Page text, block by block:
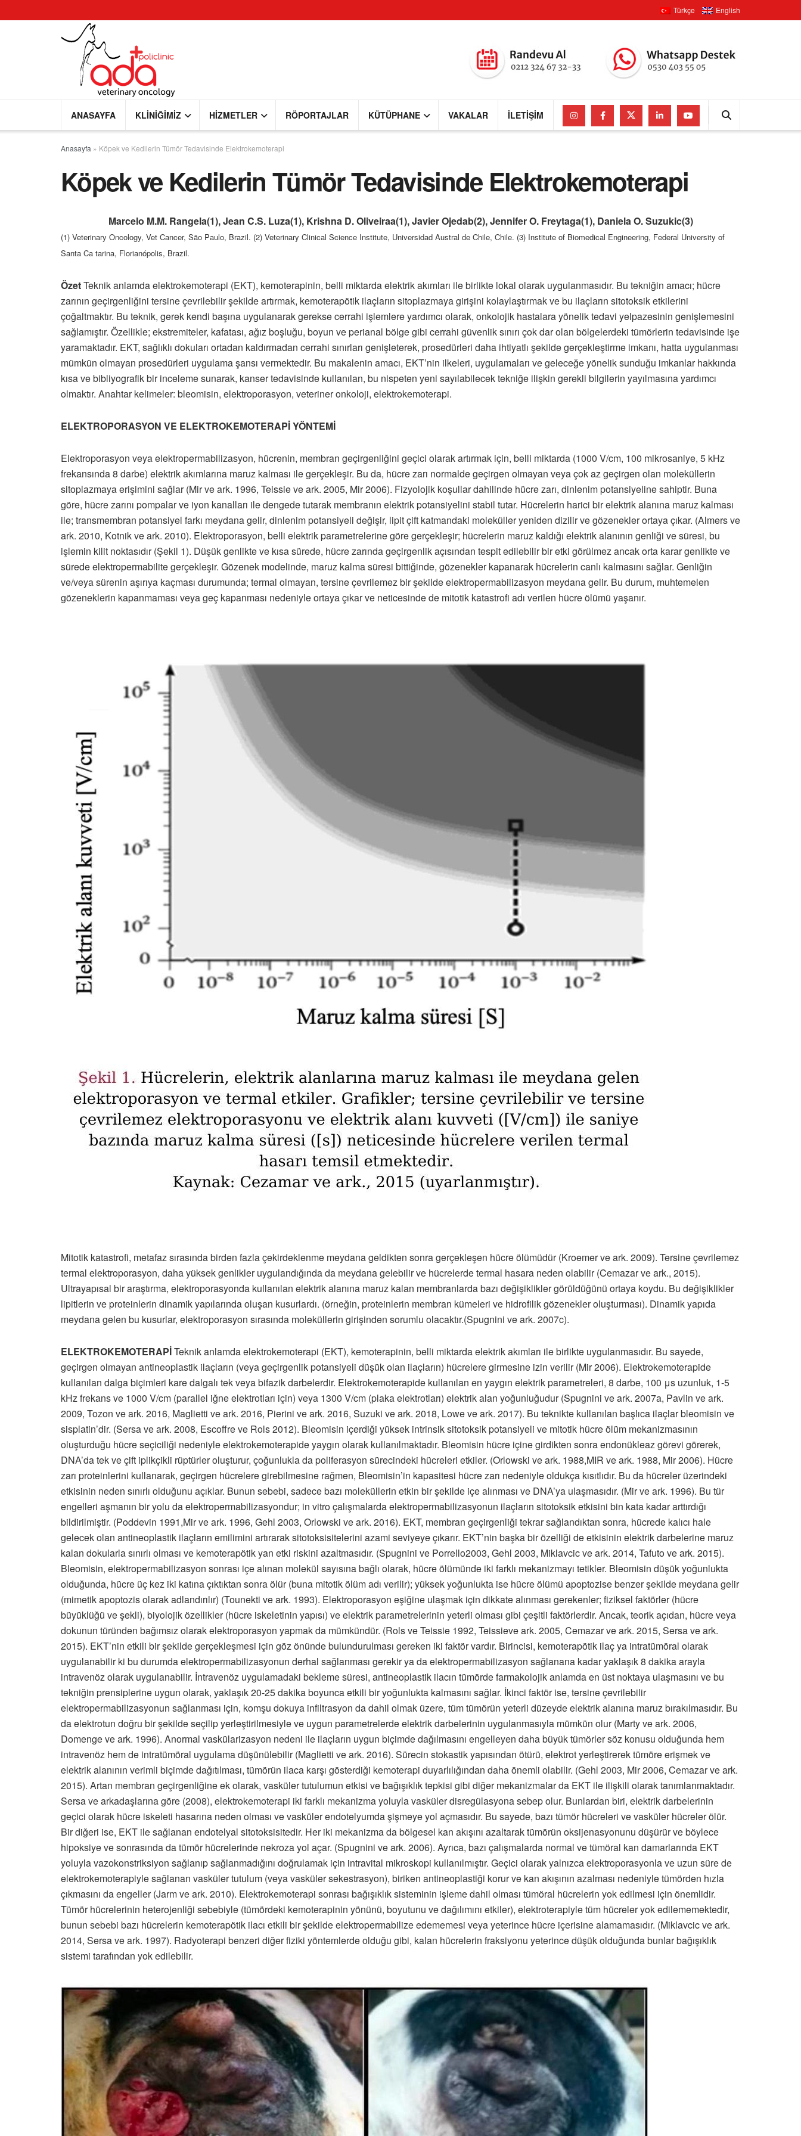
Türkçe English
ANASAYFA KLINIĞIMIZ HIZMETLER RÖPORTAJLAR KÜTÜPHANE VAKALAR İLETIŞIM
Anasayfa » Köpek ve Kedilerin Tümör Tedavisinde Elektrokemoterapi
Köpek ve Kedilerin Tümör Tedavisinde Elektrokemoterapi
Marcelo M.M. Rangela(1), Jean C.S. Luza(1), Krishna D. Oliveiraa(1), Javier Ojedab(2), Jennifer O. Freytaga(1), Daniela O. Suzukic(3)
(1) Veterinary Oncology, Vet Cancer, São Paulo, Brazil. (2) Veterinary Clinical Science Institute, Universidad Austral de Chile, Chile. (3) Institute of Biomedical Engineering, Federal University of
Santa Ca tarina, Florianópolis, Brazil.
ÖzetTeknik anlamda elektrokemoterapi (EKT), kemoterapinin, belli miktarda elektrik akımları ile birlikte lokal olarak uygulanmasıdır. Bu tekniğin amacı; hücre
zarının geçirgenliğini tersine çevrilebilir şekilde artırmak, kemoterapötik ilaçların sitoplazmaya girişini kolaylaştırmak ve bu ilaçların sitotoksik etkilerini
çoğaltmaktır. Bu teknik, gerek kendi başına uygulanarak gerekse cerrahi işlemlere yardımcı olarak, onkolojik hastalara yönelik tedavi yelpazesinin genişlemesini
sağlamıştır. Özellikle; ekstremiteler, kafatası, ağız boşluğu, boyun ve perianal bölge gibi cerrahi güvenlik sınırı çok dar olan bölgelerdeki tümörlerin tedavisinde işe
yaramaktadır. EKT, sağlıklı dokuları ortadan kaldırmadan cerrahi sınırları genişleterek, prosedürleri daha ihtiyatlı şekilde gerçekleştirme imkanı, hatta uygulanması
mümkün olmayan prosedürleri uygulama şansı vermektedir. Bu makalenin amacı, EKT’nin ilkeleri, uygulamaları ve geleceğe yönelik sunduğu imkanlar hakkında
kısa ve bibliyografik bir inceleme sunarak, kanser tedavisinde kullanılan, bu nispeten yeni sayılabilecek tekniğe ilişkin gerekli bilgilerin yayılmasına yardımcı
olmaktır. Anahtar kelimeler: bleomisin, elektroporasyon, veteriner onkoloji, elektrokemoterapi.
ELEKTROPORASYON VE ELEKTROKEMOTERAPİ YÖNTEMİ
Elektroporasyon veya elektropermabilizasyon, hücrenin, membran geçirgenliğini geçici olarak artırmak için, belli miktarda (1000 V/cm, 100 mikrosaniye, 5 kHz
frekansında 8 darbe) elektrik akımlarına maruz kalması ile gerçekleşir. Bu da, hücre zarı normalde geçirgen olmayan veya çok az geçirgen olan moleküllerin
sitoplazmaya erişimini sağlar (Mir ve ark. 1996, Teissie ve ark. 2005, Mir 2006). Fizyolojik koşullar dahilinde hücre zarı, dinlenim potansiyeline sahiptir. Buna
göre, hücre zarını pompalar ve iyon kanalları ile dengede tutarak membranın elektrik potansiyelini stabil tutar. Hücrelerin harici bir elektrik alanına maruz kalması
ile; transmembran potansiyel farkı meydana gelir, dinlenim potansiyeli değişir, lipit çift katmandaki moleküller yeniden dizilir ve gözenekler ortaya çıkar. (Almers ve
ark. 2010, Kotnik ve ark. 2010). Elektroporasyon, belli elektrik parametrelerine göre gerçekleşir; hücrelerin maruz kaldığı elektrik alanının genliği ve süresi, bu
işlemin kilit noktasıdır (Şekil 1). Düşük genlikte ve kısa sürede, hücre zarında geçirgenlik açısından tespit edilebilir bir etki görülmez ancak orta karar genlikte ve
sürede elektropermabilite gerçekleşir. Gözenek modelinde, maruz kalma süresi bittiğinde, gözenekler kapanarak hücrelerin canlı kalmasını sağlar. Genliğin
ve/veya sürenin aşırıya kaçması durumunda; termal olmayan, tersine çevrilemez bir şekilde elektropermabilizasyon meydana gelir. Bu durum, muhtemelen
gözeneklerin kapanmaması veya geç kapanması nedeniyle ortaya çıkar ve neticesinde de mitotik katastrofi adı verilen hücre ölümü yaşanır.
Mitotik katastrofi, metafaz sırasında birden fazla çekirdeklenme meydana geldikten sonra gerçekleşen hücre ölümüdür (Kroemer ve ark. 2009). Tersine çevrilemez
termal elektroporasyon, daha yüksek genlikler uygulandığında da meydana gelebilir ve hücrelerde termal hasara neden olabilir (Cemazar ve ark., 2015).
Ultrayapısal bir araştırma, elektroporasyonda kullanılan elektrik alanına maruz kalan membranlarda bazı değişiklikler görüldüğünü ortaya koydu. Bu değişiklikler
lipitlerin ve proteinlerin dinamik yapılarında oluşan kusurlardı. (örneğin, proteinlerin membran kümeleri ve hidrofilik gözenekler oluşturması). Dinamik yapıda
meydana gelen bu kusurlar, elektroporasyon sırasında moleküllerin girişinden sorumlu olacaktır.(Spugnini ve ark. 2007c).
ELEKTROKEMOTERAPİTeknik anlamda elektrokemoterapi (EKT), kemoterapinin, belli miktarda elektrik akımları ile birlikte uygulanmasıdır. Bu sayede,
geçirgen olmayan antineoplastik ilaçların (veya geçirgenlik potansiyeli düşük olan ilaçların) hücrelere girmesine izin verilir (Mir 2006). Elektrokemoterapide
kullanılan dalga biçimleri kare dalgalı tek veya bifazik darbelerdir. Elektrokemoterapide kullanılan en yaygın elektrik parametreleri, 8 darbe, 100 μs uzunluk, 1-5
kHz frekans ve 1000 V/cm (parallel iğne elektrotları için) veya 1300 V/cm (plaka elektrotları) elektrik alan yoğunluğudur (Spugnini ve ark. 2007a, Pavlin ve ark.
2009, Tozon ve ark. 2016, Maglietti ve ark. 2016, Pierini ve ark. 2016, Suzuki ve ark. 2018, Lowe ve ark. 2017). Bu teknikte kullanılan başlıca ilaçlar bleomisin ve
sisplatin’dir. (Sersa ve ark. 2008, Escoffre ve Rols 2012). Bleomisin içerdiği yüksek intrinsik sitotoksik potansiyeli ve mitotik hücre ölüm mekanizmasının
oluşturduğu hücre seçiciliği nedeniyle elektrokemoterapide yaygın olarak kullanılmaktadır. Bleomisin hücre içine girdikten sonra endonükleaz görevi görerek,
DNA’da tek ve çift iplikçikli rüptürler oluşturur, çoğunlukla da poliferasyon sürecindeki hücreleri etkiler. (Orlowski ve ark. 1988,MIR ve ark. 1988, Mir 2006). Hücre
zarı proteinlerini kullanarak, geçirgen hücrelere girebilmesine rağmen, Bleomisin’in kapasitesi hücre zarı nedeniyle oldukça kısıtlıdır. Bu da hücreler üzerindeki
etkisinin neden sınırlı olduğunu açıklar. Bunun sebebi, sadece bazı moleküllerin etkin bir şekilde içe alınması ve DNA’ya ulaşmasıdır. (Mir ve ark. 1996). Bu tür
engelleri aşmanın bir yolu da elektropermabilizasyondur; in vitro çalışmalarda elektropermabilizasyonun ilaçların sitotoksik etkisini bin kata kadar arttırdığı
bildirilmiştir. (Poddevin 1991,Mir ve ark. 1996, Gehl 2003, Orlowski ve ark. 2016). EKT, membran geçirgenliği tekrar sağlandıktan sonra, hücrede kalıcı hale
gelecek olan antineoplastik ilaçların emilimini artırarak sitotoksisitelerini azami seviyeye çıkarır. EKT’nin başka bir özelliği de etkisinin elektrik darbelerine maruz
kalan dokularla sınırlı olması ve kemoterapötik yan etki riskini azaltmasıdır. (Spugnini ve Porrello2003, Gehl 2003, Miklavcic ve ark. 2014, Tafuto ve ark. 2015).
Bleomisin, elektropermabilizasyon sonrası içe alınan molekül sayısına bağlı olarak, hücre ölümünde iki farklı mekanizmayı tetikler. Bleomisin düşük yoğunlukta
olduğunda, hücre üç kez iki katına çıktıktan sonra ölür (buna mitotik ölüm adı verilir); yüksek yoğunlukta ise hücre ölümü apoptozise benzer şekilde meydana gelir
(mimetik apoptozis olarak adlandırılır) (Tounekti ve ark. 1993). Elektroporasyon eşiğine ulaşmak için dikkate alınması gerekenler; fiziksel faktörler (hücre
büyüklüğü ve şekli), biyolojik özellikler (hücre iskeletinin yapısı) ve elektrik parametrelerinin yeterli olması gibi çeşitli faktörlerdir. Ancak, teorik açıdan, hücre veya
dokunun türünden bağımsız olarak elektroporasyon yapmak da mümkündür. (Rols ve Teissie 1992, Teissieve ark. 2005, Cemazar ve ark. 2015, Sersa ve ark.
2015). EKT’nin etkili bir şekilde gerçekleşmesi için göz önünde bulundurulması gereken iki faktör vardır. Birincisi, kemoterapötik ilaç ya intratümöral olarak
uygulanabilir ki bu durumda elektropermabilizasyonun derhal sağlanması gerekir ya da elektropermabilizasyon sağlanana kadar yaklaşık 8 dakika arayla
intravenöz olarak uygulanabilir. İntravenöz uygulamadaki bekleme süresi, antineoplastik ilacın tümörde farmakolojik anlamda en üst noktaya ulaşmasını ve bu
tekniğin prensiplerine uygun olarak, yaklaşık 20-25 dakika boyunca etkili bir yoğunlukta kalmasını sağlar. İkinci faktör ise, tersine çevrilebilir
elektropermabilizasyonun sağlanması için, komşu dokuya infiltrasyon da dahil olmak üzere, tüm tümörün yeterli düzeyde elektrik alanına maruz bırakılmasıdır. Bu
da elektrotun doğru bir şekilde seçilip yerleştirilmesiyle ve uygun parametrelerde elektrik darbelerinin uygulanmasıyla mümkün olur (Marty ve ark. 2006,
Domenge ve ark. 1996). Anormal vaskülarizasyon nedeni ile ilaçların uygun biçimde dağılmasını engelleyen daha büyük tümörler söz konusu olduğunda hem
intravenöz hem de intratümöral uygulama düşünülebilir (Maglietti ve ark. 2016). Sürecin stokastik yapısından ötürü, elektrot yerleştirerek tümöre erişmek ve
elektrik alanının verimli biçimde dağıtılması, tümörün ilaca karşı gösterdiği kemoterapi duyarlılığından daha önemli olabilir. (Gehl 2003, Mir 2006, Cemazar ve ark.
2015). Artan membran geçirgenliğine ek olarak, vasküler tutulumun etkisi ve bağışıklık tepkisi gibi diğer mekanizmalar da EKT ile ilişkili olarak tanımlanmaktadır.
Sersa ve arkadaşlarına göre (2008), elektrokemoterapi iki farklı mekanizma yoluyla vasküler disregülasyona sebep olur. Bunlardan biri, elektrik darbelerinin
geçici olarak hücre iskeleti hasarına neden olması ve vasküler endotelyumda şişmeye yol açmasıdır. Bu sayede, bazı tümör hücreleri ve vasküler hücreler ölür.
Bir diğeri ise, EKT ile sağlanan endotelyal sitotoksisitedir. Her iki mekanizma da bölgesel kan akışını azaltarak tümörün oksijenasyonunu düşürür ve böylece
hipoksiye ve sonrasında da tümör hücrelerinde nekroza yol açar. (Spugnini ve ark. 2006). Ayrıca, bazı çalışmalarda normal ve tümöral kan damarlarında EKT
yoluyla vazokonstriksiyon sağlanıp sağlanmadığını doğrulamak için intravital mikroskopi kullanılmıştır. Geçici olarak yalnızca elektroporasyonla ve uzun süre de
elektrokemoterapiyle sağlanan vasküler tutulum (veya vasküler sekestrasyon), biriken antineoplastiği korur ve kan akışının azalması nedeniyle tümörden hızla
çıkmasını da engeller (Jarm ve ark. 2010). Elektrokemoterapi sonrası bağışıklık sisteminin işleme dahil olması tümöral hücrelerin yok edilmesi için önemlidir.
Tümör hücrelerinin heterojenliği sebebiyle (tümördeki kemoterapinin yönünü, boyutunu ve dağılımını etkiler), elektroterapiyle tüm hücreler yok edilememektedir,
bunun sebebi bazı hücrelerin kemoterapötik ilacı etkili bir şekilde elektropermabilize edememesi veya yeterince hücre içerisine alamamasıdır. (Miklavcic ve ark.
2014, Sersa ve ark. 1997). Radyoterapi benzeri diğer fiziki yöntemlerde olduğu gibi, kalan hücrelerin fraksiyonu yeterince düşük olduğunda bunlar bağışıklık
sistemi tarafından yok edilebilir.